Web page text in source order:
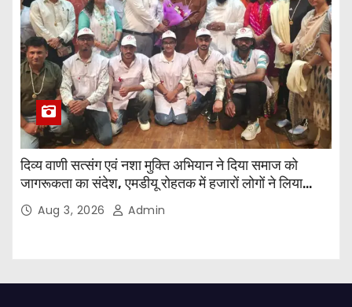
दिव्य वाणी सत्संग एवं नशा मुक्ति अभियान ने दिया समाज को
जागरूकता का संदेश, एमडीयू रोहतक में हजारों लोगों ने लिया
संकल्पAug 3, 2026 Admin